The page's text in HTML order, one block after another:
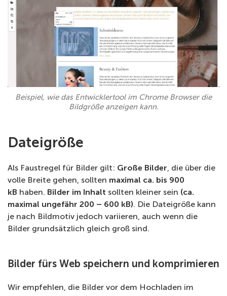
Beispiel, wie das Entwicklertool im Chrome Browser die
Bildgröße anzeigen kann.
Dateigröße
Als Faustregel für Bilder gilt: Große Bilder, die über die
volle Breite gehen, sollten maximal ca. bis 900
kB haben. Bilder im Inhalt sollten kleiner sein (ca.
maximal ungefähr 200 – 600 kB). Die Dateigröße kann
je nach Bildmotiv jedoch variieren, auch wenn die
Bilder grundsätzlich gleich groß sind.
Bilder fürs Web speichern und komprimieren
Wir empfehlen, die Bilder vor dem Hochladen im